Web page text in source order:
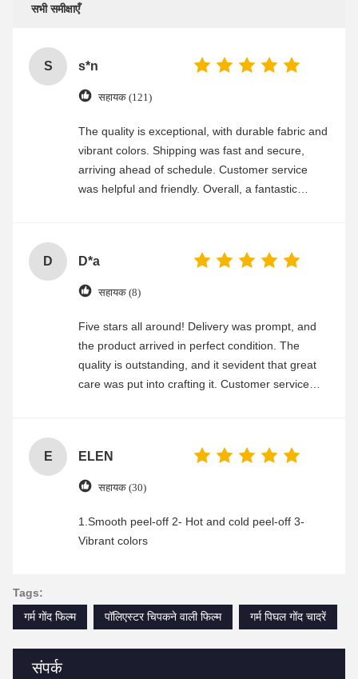
संपर्क
सभी समीक्षाएँ
S s*n
सहायक (121)
The quality is exceptional, with durable fabric and
vibrant colors. Shipping was fast and secure,
arriving ahead of schedule. Customer service
was helpful and friendly. Overall, a fantastic
D D*a
सहायक (8)
Five stars all around! Delivery was prompt, and
the product arrived in perfect condition. The
quality is outstanding, and it sevident that great
care was put into crafting it. Customer service
E ELEN
सहायक (30)
1.Smooth peel-off 2- Hot and cold peel-off 3-
Vibrant colors
Tags:
गर्म गोंद फिल्म
पॉलिएस्टर चिपकने वाली फिल्म गर्म पिघल गोंद चादरें